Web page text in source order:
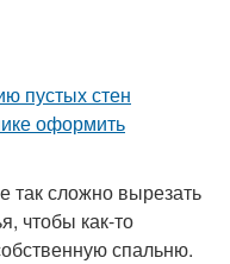
так сложно вырезать
чтобы как-то
спальню.